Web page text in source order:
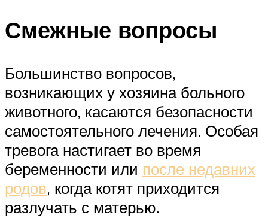
Смежные вопросы
Большинство вопросов,
возникающих у хозяина больного
животного, касаются безопасности
самостоятельного лечения. Особая
тревога настигает во время
беременности или после недавних
родов, когда котят приходится
разлучать с матерью.